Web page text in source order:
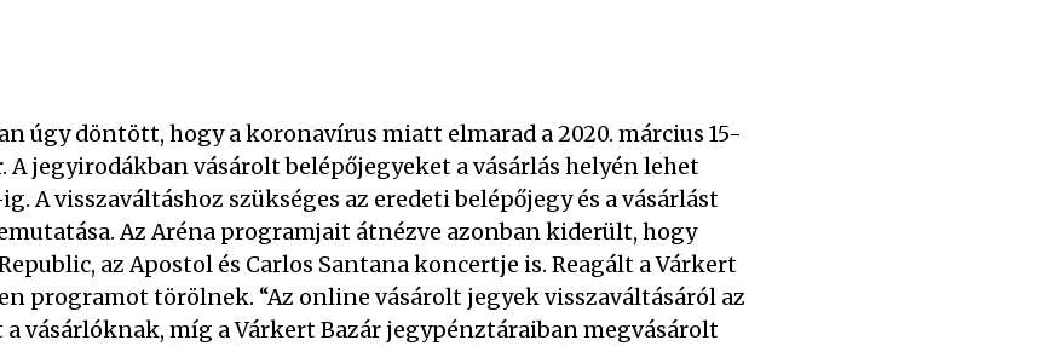
úgy döntött, hogy a koronavírus miatt elmarad a 2020. március 15-
A jegyirodákban vásárolt belépőjegyeket a vásárlás helyén lehet
A visszaváltáshoz szükséges az eredeti belépőjegy és a vásárlást
Az Aréna programjait átnézve azonban kiderült, hogy
az Apostol és Carlos Santana koncertje is. Reagált a Várkert
programot törölnek. “Az online vásárolt jegyek visszaváltásáról az
vásárlóknak, míg a Várkert Bazár jegypénztáraiban megvásárolt